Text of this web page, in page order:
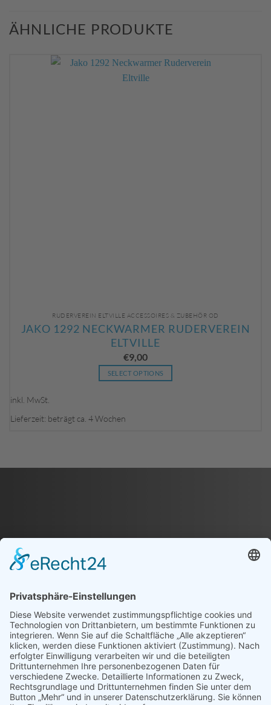
ÄHNLICHE PRODUKTE
RUDERVEREIN ELTVILLE ACCESSOIRES & ZUBEHÖR OD
JAKO 1292 NECKWARMER RUDERVEREIN
ELTVILLE
€9,00
SELECT OPTIONS
gewählt
inkl. MwSt.
Lieferzeit: beträgt ca. 4 Wochen
EINHEITLICHE
VEREINSKOLLEKTION
FÜR DICH UND DEINEN
VEREIN